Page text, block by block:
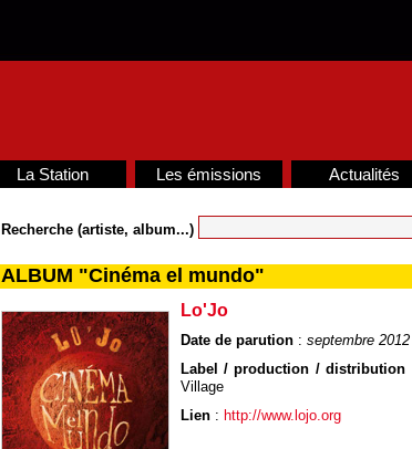
La Station Les émissions Actualités
Recherche (artiste, album...)
ALBUM "Cinéma el mundo"
Lo'Jo
Date de parution: septembre 2012
Label / production / distribution
Village
Lien: http://www.lojo.org